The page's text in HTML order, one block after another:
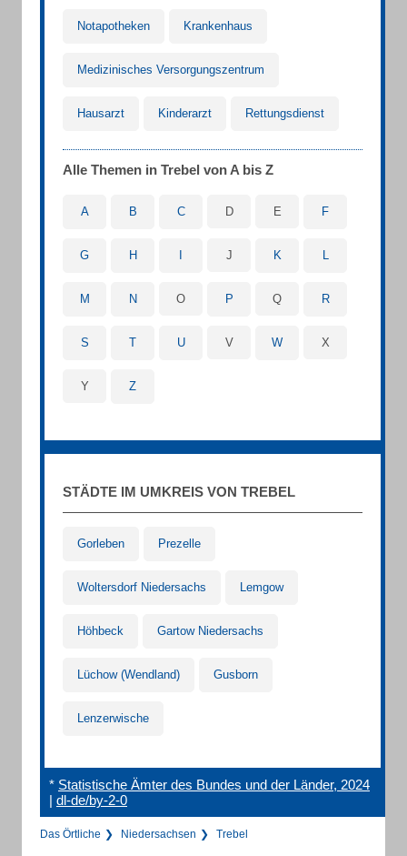
Notapotheken Krankenhaus
Medizinisches Versorgungszentrum
Hausarzt Kinderarzt Rettungsdienst
Alle Themen in Trebel von A bis Z
A B C D E F
G H J K L
M N O P Q R
S T U V W X
Y Z
STÄDTE IM UMKREIS VON TREBEL
Gorleben Prezelle
Woltersdorf Niedersachs Lemgow
Höhbeck Gartow Niedersachs
Lüchow (Wendland) Gusborn
Lenzerwische
* Statistische Ämter des Bundes und der Länder, 2024
| dl-de/by-2-0
Das Örtliche Niedersachsen Trebel